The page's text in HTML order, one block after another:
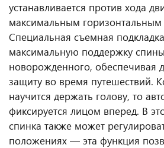
устанавливается против хода
максимальным
Специальная съемная
максимальную поддержку
новорожденного, обеспечивая
защиту во время путешествий.
научится держать голову, то
фиксируется лицом вперед. В
спинка также может
положениях — эта функция